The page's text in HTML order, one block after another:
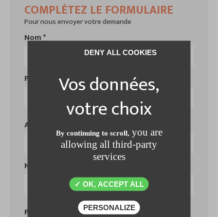
COMPLÉTEZ LE FORMULAIRE
Pour nous envoyer votre demande
Nom *
Prénom *
Adresse e-mail *
Numéro de téléphone *
Profession *
By continuing to scroll, you are
allowing all third-party
services
OK, ACCEPT ALL
DENY ALL COOKIES
PERSONALIZE